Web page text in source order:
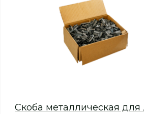
Скоба металлическая для